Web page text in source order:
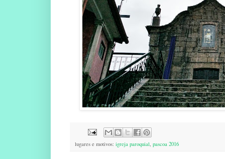
lugares e motivos: igreja paroquial, pascoa 2016